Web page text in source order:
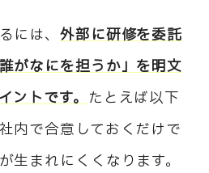
には、外部に研修を委託
がなにを担うか」を明文
ントです。たとえば以下
内で合意しておくだけで
生まれにくくなります。